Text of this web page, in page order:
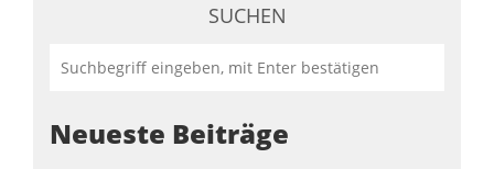
SUCHEN
Neueste Beiträge